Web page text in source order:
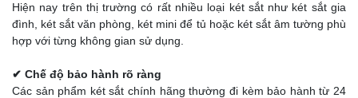
Hiện nay trên thị trường có rất nhiều loại két sắt như két sắt gia
đình, két sắt văn phòng, két mini để tủ hoặc két sắt âm tường phù
hợp với từng không gian sử dụng.
✔ Chế độ bảo hành rõ ràng
Các sản phẩm két sắt chính hãng thường đi kèm bảo hành từ 24